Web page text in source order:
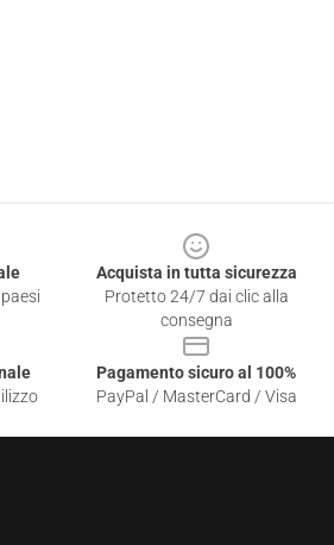
Acquista in tutta sicurezza
Protetto 24/7 dai clic alla
consegna
Pagamento sicuro al 100%
PayPal / MasterCard / Visa